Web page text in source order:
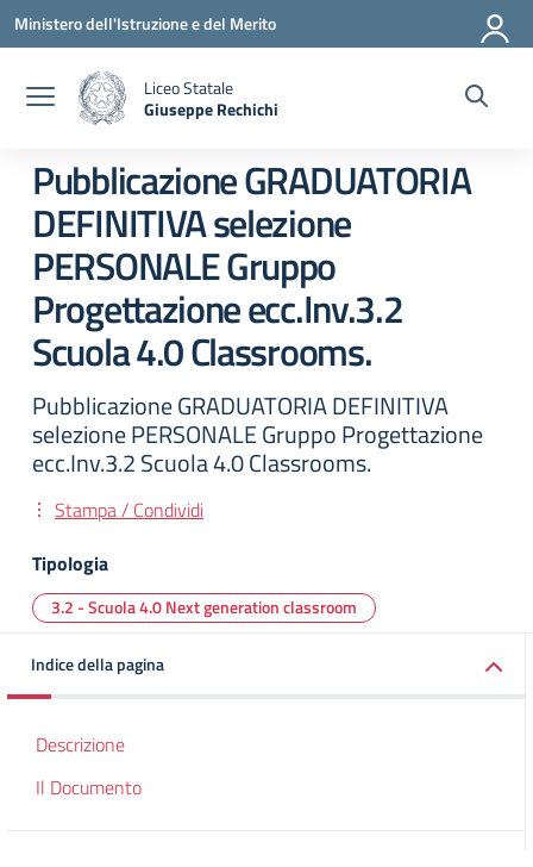
Vai ai contenuti
Vai al menu di navigazione
Vai al footer
Ministero dell'Istruzione e del Merito
Liceo Statale
Giuseppe Rechichi
Pubblicazione GRADUATORIA
DEFINITIVA selezione
PERSONALE Gruppo
Progettazione ecc.Inv.3.2
Scuola 4.0 Classrooms.
Pubblicazione GRADUATORIA DEFINITIVA
selezione PERSONALE Gruppo Progettazione
ecc.Inv.3.2 Scuola 4.0 Classrooms.
Stampa / Condividi
Tipologia
3.2 - Scuola 4.0 Next generation classroom
Indice della pagina
Descrizione
Il Documento